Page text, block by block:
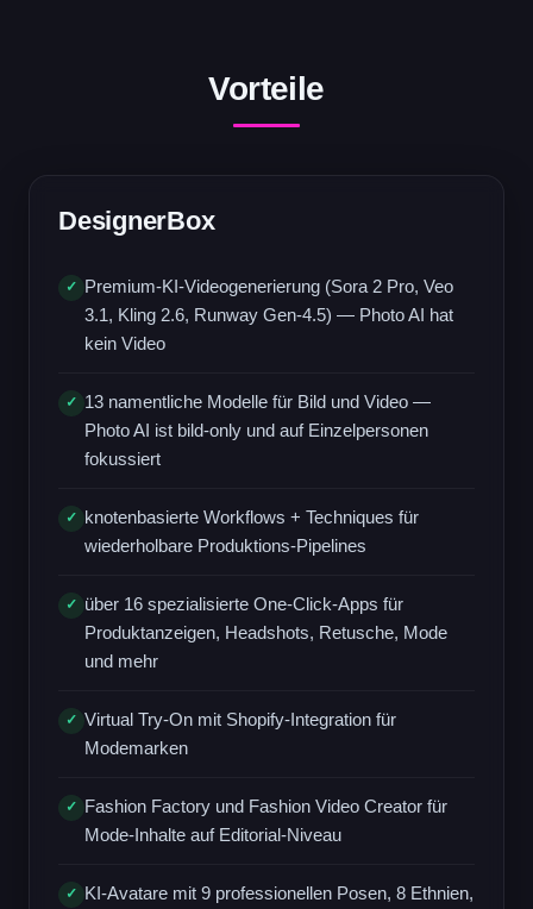
Vorteile
DesignerBox
✓ Premium-KI-Videogenerierung (Sora 2 Pro, Veo
3.1, Kling 2.6, Runway Gen-4.5) — Photo AI hat
kein Video
✓ 13 namentliche Modelle für Bild und Video —
Photo AI ist bild-only und auf Einzelpersonen
fokussiert
✓ knotenbasierte Workflows + Techniques für
wiederholbare Produktions-Pipelines
✓ über 16 spezialisierte One-Click-Apps für
Produktanzeigen, Headshots, Retusche, Mode
und mehr
✓ Virtual Try-On mit Shopify-Integration für
Modemarken
✓ Fashion Factory und Fashion Video Creator für
Mode-Inhalte auf Editorial-Niveau
✓ KI-Avatare mit 9 professionellen Posen, 8 Ethnien,